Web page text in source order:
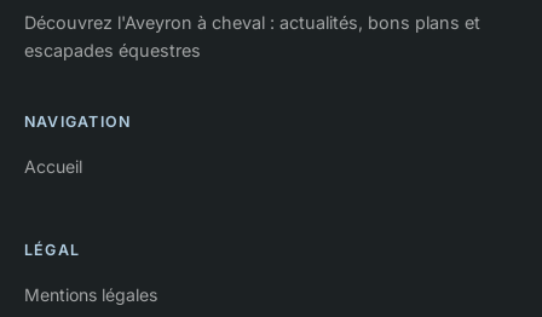
Découvrez l'Aveyron à cheval : actualités, bons plans et
escapades équestres
NAVIGATION
Accueil
LÉGAL
Mentions légales